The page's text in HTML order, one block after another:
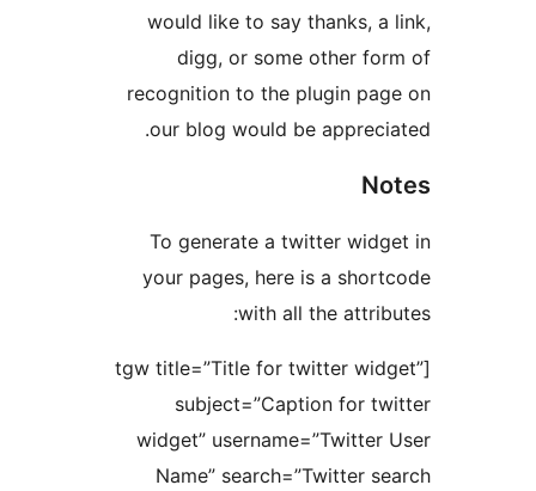
would like to say
digg, or some
recognition to the
our blog would be
To generate a
your pages, here is
[tgw title=”Title for
widget”
Name”